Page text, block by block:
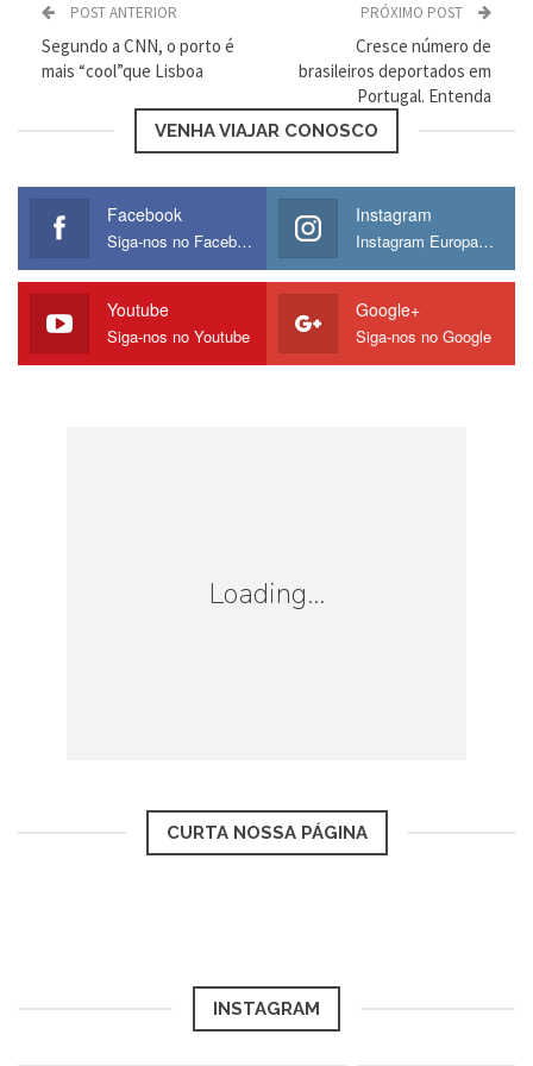
fenômeno:
“Como principais fatores
explicativos para o aumento
registado concorrem dois
fatores de atratividade, como a
habitual”, lê-se no documento, a
O tal regime, recorde-se, foi aprovado em
2009 e atribui vantagens fiscais por um
quais tanto podem ser trabalhadores
dependentes ou independentes,
POST ANTERIOR
Segundo a CNN, o porto é
mais “cool”que Lisboa
PRÓXIMO POST
Cresce número de
brasileiros deportados em
Portugal. Entenda
VENHA VIAJAR CONOSCO
Facebook
Siga-nos no Facebook
Instagram
Instagram Europamos
Youtube
Siga-nos no Youtube
Google+
Siga-nos no Google
Loading...
CURTA NOSSA PÁGINA
INSTAGRAM